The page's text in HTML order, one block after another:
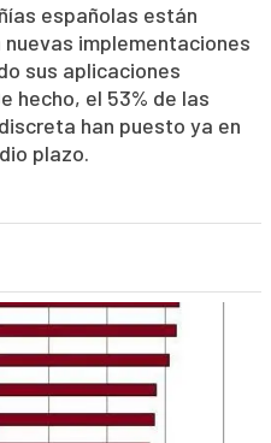
españolas están
implementaciones
sus aplicaciones
hecho, el 53% de las
han puesto ya en
plazo.